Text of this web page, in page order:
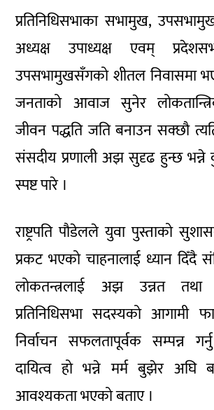
प्रतिनिधिसभाका सभामुख, उपसभामुख
अध्यक्ष उपाध्यक्ष एवम्
उपसभामुखसँगको शीतल निवासमा
जनताको आवाज सुनेर
जीवन पद्धति जति बनाउन सक्छौ
संसदीय प्रणाली अझ सुदृढ हुन्छ भन्ने
स्पष्ट पारे ।
राष्ट्रपति पौडेलले युवा पुस्ताको
प्रकट भएको चाहनालाई ध्यान दिँदै
लोकतन्त्रलाई अझ उन्नत
प्रतिनिधिसभा सदस्यको आगामी
निर्वाचन सफलतापूर्वक सम्पन्न
दायित्व हो भन्ने मर्म बुझेर अघि
आवश्यकता भएको बताए ।